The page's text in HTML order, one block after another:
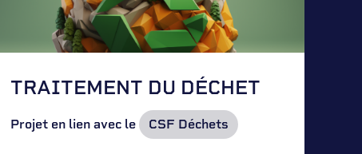
TRAITEMENT DU DÉCHET
Projet en lien avec le CSF Déchets